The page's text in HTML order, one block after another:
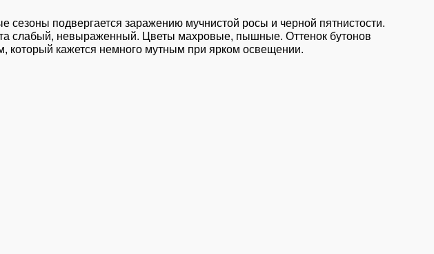
сезоны подвергается заражению мучнистой росы и черной пятнистости.
слабый, невыраженный. Цветы махровые, пышные. Оттенок бутонов
кажется немного мутным при ярком освещении.